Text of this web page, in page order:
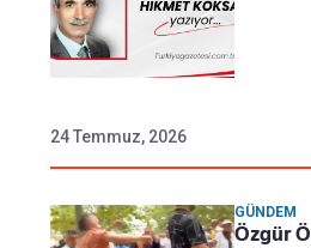
24 Temmuz, 2026
GÜNDEM
Özgür